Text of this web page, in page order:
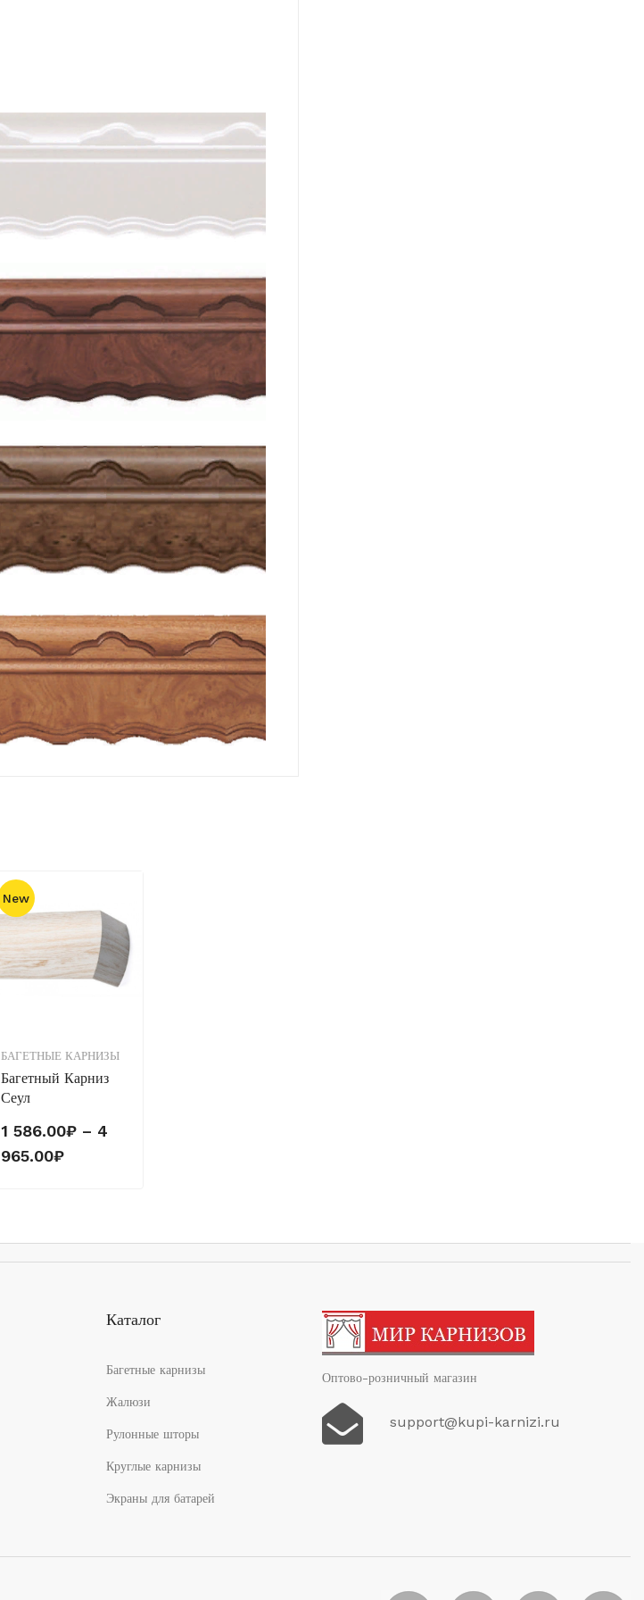
New
БАГЕТНЫЕ КАРНИЗЫ
Багетный Карниз
Сеул
1 586.00₽ – 4
965.00₽Диапазон
Каталог
Багетные карнизы
Жалюзи
Рулонные шторы
Круглые карнизы
Экраны для батарей
Оптово-розничный магазин
support@kupi-karnizi.ru